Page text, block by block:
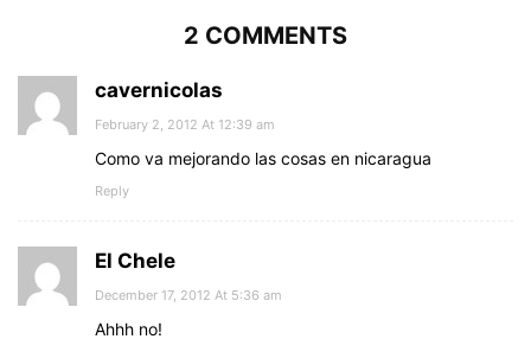
2 COMMENTS
cavernicolas
February 2, 2012 At 12:39 am
Como va mejorando las cosas en nicaragua
Reply
El Chele
December 17, 2012 At 5:36 am
Ahhh no!